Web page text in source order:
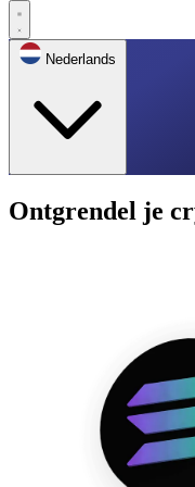
Nederlands
Ontgrendel je